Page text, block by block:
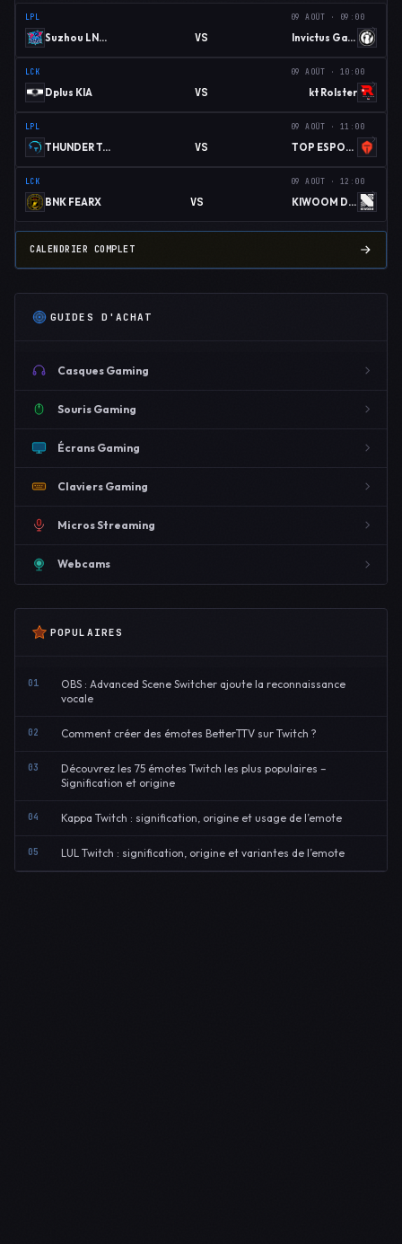
LPL 09 AOÛT · 09:00
Suzhou LNG Esports VS Invictus Gaming
LCK 09 AOÛT · 10:00
Dplus KIA VS kt Rolster
LPL 09 AOÛT · 11:00
THUNDER TALK GAMING VS TOP ESPORTS
LCK 09 AOÛT · 12:00
BNK FEARX VS KIWOOM DRX
CALENDRIER COMPLET
GUIDES D'ACHAT
Casques Gaming
Souris Gaming
Écrans Gaming
Claviers Gaming
Micros Streaming
Webcams
POPULAIRES
01
OBS : Advanced Scene Switcher ajoute la reconnaissance
vocale
02 Comment créer des émotes BetterTTV sur Twitch ?
03
Découvrez les 75 émotes Twitch les plus populaires –
Signification et origine
04 Kappa Twitch : signification, origine et usage de l’emote
05 LUL Twitch : signification, origine et variantes de l’emote